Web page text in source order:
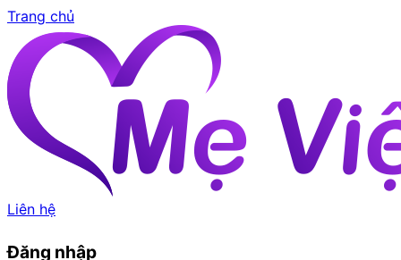
Trang chủ
Liên hệ
Đăng nhập